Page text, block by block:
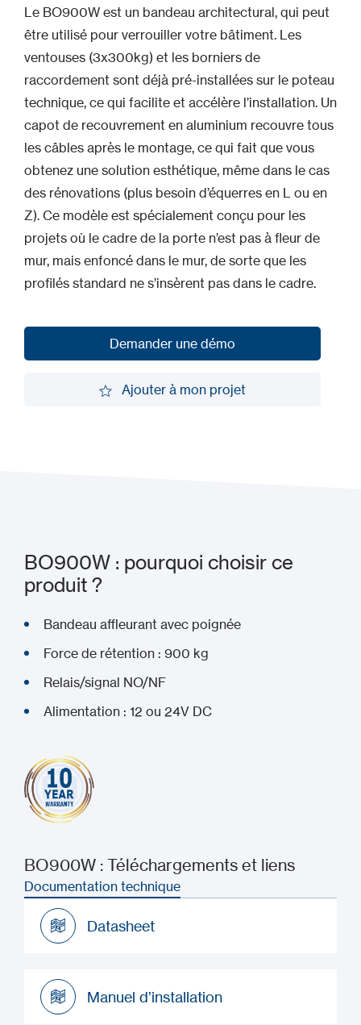
Le BO900W est un bandeau architectural, qui peut
être utilisé pour verrouiller votre bâtiment. Les
ventouses (3x300kg) et les borniers de
raccordement sont déjà pré-installées sur le poteau
technique, ce qui facilite et accélère l’installation. Un
capot de recouvrement en aluminium recouvre tous
les câbles après le montage, ce qui fait que vous
obtenez une solution esthétique, même dans le cas
des rénovations (plus besoin d’équerres en L ou en
Z). Ce modèle est spécialement conçu pour les
projets où le cadre de la porte n’est pas à fleur de
mur, mais enfoncé dans le mur, de sorte que les
profilés standard ne s’insèrent pas dans le cadre.
Demander une démo
Ajouter à mon projet
BO900W : pourquoi choisir ce
produit ?
Bandeau affleurant avec poignée
Force de rétention : 900 kg
Relais/signal NO/NF
Alimentation : 12 ou 24V DC
BO900W : Téléchargements et liens
Documentation technique
Datasheet
Manuel d’installation